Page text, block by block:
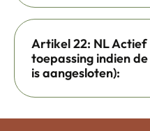
Artikel 22: NL Actief
toepassing indien
is aangesloten):